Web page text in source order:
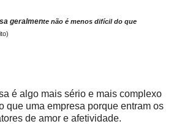
geralmente não é menos difícil do que
é algo mais sério e mais complexo
que uma empresa porque entram os
de amor e afetividade.